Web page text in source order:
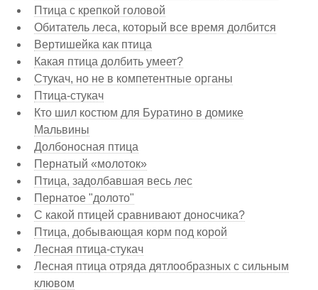
Птица с крепкой головой
Обитатель леса, который все время долбится
Вертишейка как птица
Какая птица долбить умеет?
Стукач, но не в компетентные органы
Птица-стукач
Кто шил костюм для Буратино в домике
Мальвины
Долбоносная птица
Пернатый «молоток»
Птица, задолбавшая весь лес
Пернатое "долото"
С какой птицей сравнивают доносчика?
Птица, добывающая корм под корой
Лесная птица-стукач
Лесная птица отряда дятлообразных с сильным
клювом